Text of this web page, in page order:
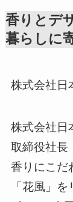
香りとデ
暮らしに
株式会社日
株式会社日
取締役社長
香りにこだ
「花風」